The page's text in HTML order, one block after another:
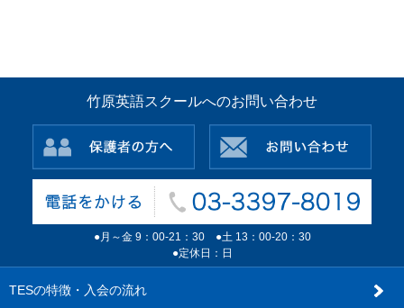
TESの特徴・入会の流れ
竹原英語スクールへのお問い合わせ
●月～金 9：00-21：30 ●土 13：00-20：30
●定休日：日